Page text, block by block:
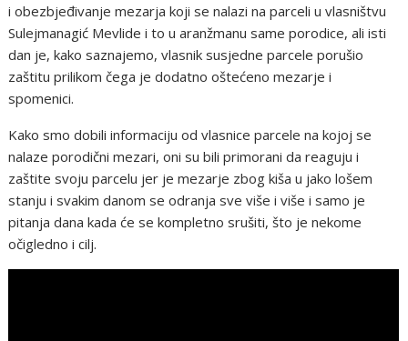
i obezbjeđivanje mezarja koji se nalazi na parceli u vlasništvu
Sulejmanagić Mevlide i to u aranžmanu same porodice, ali isti
dan je, kako saznajemo, vlasnik susjedne parcele porušio
zaštitu prilikom čega je dodatno oštećeno mezarje i
spomenici.
Kako smo dobili informaciju od vlasnice parcele na kojoj se
nalaze porodični mezari, oni su bili primorani da reaguju i
zaštite svoju parcelu jer je mezarje zbog kiša u jako lošem
stanju i svakim danom se odranja sve više i više i samo je
pitanja dana kada će se kompletno srušiti, što je nekome
očigledno i cilj.